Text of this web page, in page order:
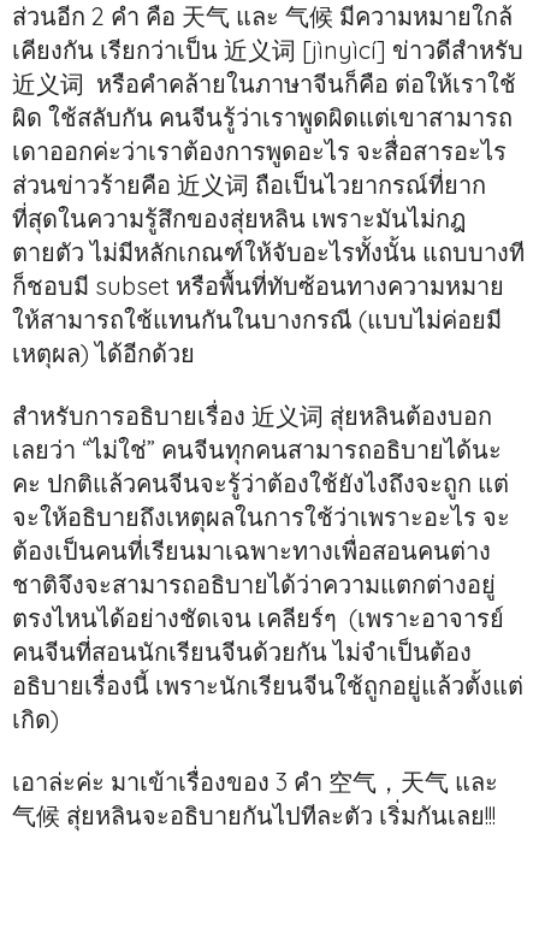
ส่วนอีก 2 คำ คือ 天气 และ 气候 มีความหมายใกล้
เคียงกัน เรียกว่าเป็น 近义词 [jìnyìcí] ข่าวดีสำหรับ
近义词 หรือคำคล้ายในภาษาจีนก็คือ ต่อให้เราใช้
ผิด ใช้สลับกัน คนจีนรู้ว่าเราพูดผิดแต่เขาสามารถ
เดาออกค่ะว่าเราต้องการพูดอะไร จะสื่อสารอะไร
ส่วนข่าวร้ายคือ 近义词 ถือเป็นไวยากรณ์ที่ยาก
ที่สุดในความรู้สึกของสุ่ยหลิน เพราะมันไม่กฎ
ตายตัว ไม่มีหลักเกณฑ์ให้จับอะไรทั้งนั้น แถบบางที
ก็ชอบมี subset หรือพื้นที่ทับซ้อนทางความหมาย
ให้สามารถใช้แทนกันในบางกรณี (แบบไม่ค่อยมี
เหตุผล) ได้อีกด้วย
สำหรับการอธิบายเรื่อง 近义词 สุ่ยหลินต้องบอก
เลยว่า “ไม่ใช่” คนจีนทุกคนสามารถอธิบายได้นะ
คะ ปกติแล้วคนจีนจะรู้ว่าต้องใช้ยังไงถึงจะถูก แต่
จะให้อธิบายถึงเหตุผลในการใช้ว่าเพราะอะไร จะ
ต้องเป็นคนที่เรียนมาเฉพาะทางเพื่อสอนคนต่าง
ชาติจึงจะสามารถอธิบายได้ว่าความแตกต่างอยู่
ตรงไหนได้อย่างชัดเจน เคลียร์ๆ (เพราะอาจารย์
คนจีนที่สอนนักเรียนจีนด้วยกัน ไม่จำเป็นต้อง
อธิบายเรื่องนี้ เพราะนักเรียนจีนใช้ถูกอยู่แล้วตั้งแต่
เกิด)
เอาล่ะค่ะ มาเข้าเรื่องของ 3 คำ 空气，天气 และ
气候 สุ่ยหลินจะอธิบายกันไปทีละตัว เริ่มกันเลย!!!